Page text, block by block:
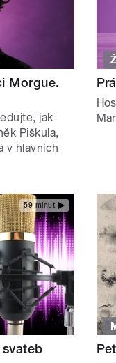
Morgue.
jak
Piškula,
v hlavních
59 minut